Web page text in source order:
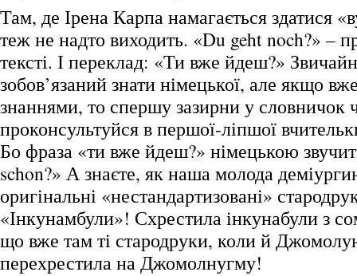
Там, де Ірена Карпа намагається здатися
теж не надто виходить. «Du geht noch?» –
тексті. І переклад: «Ти вже йдеш?»
зобов’язаний знати німецької, але якщо
знаннями, то спершу зазирни у словничок
проконсультуйся в першої-ліпшої
Бо фраза «ти вже йдеш?» німецькою
schon?» А знаєте, як наша молода
оригінальні «нестандартизовані»
«Інкунамбули»! Схрестила інкунабули з
що вже там ті стародруки, коли й
перехрестила на Джомолнугму!